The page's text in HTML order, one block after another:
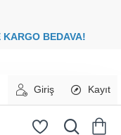
KARGO
Giriş Kayıt